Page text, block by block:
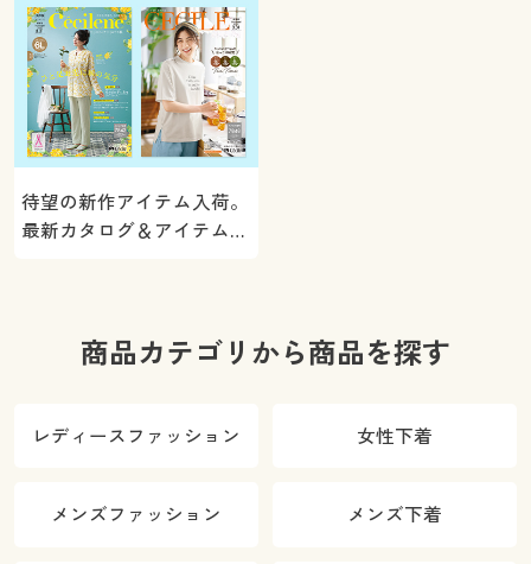
待望の新作アイテム入荷。
最新カタログ＆アイテムを
商品カテゴリから商品を探す
レディースファッション 女性下着
メンズファッション メンズ下着